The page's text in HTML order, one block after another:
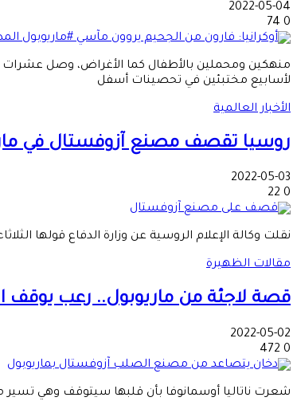
2022-05-04
0
منهكين ومحملين بالأطفال كما الأغراض، وصل عشرات
لأسابيع مختبئين في تحصينات أسفل
الأخبار العالمية
روسيا تقصف مصنع آزوفستال في
2022-05-03
0
نقلت وكالة الإعلام الروسية‭ ‬عن وزارة الدفاع قولها الثلاثاء إن القوات الروسية بدأت قصف مصنع آزوفستال للصلب في مدينة ماريوبول الساحلية بجنوب أوكرانيا بعد أن استغل جنود أوكرانيون
مقالات الظهيرة
قصة لاجئة من ماريوبول.. رعب يوقف
2022-05-02
0
شعرت ناتاليا أوسمانوفا بأن قلبها سيتوقف وهي